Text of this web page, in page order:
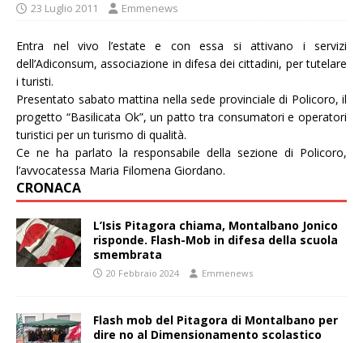
23 Luglio 2011 Emmenews
Entra nel vivo l’estate e con essa si attivano i servizi
dell’Adiconsum, associazione in difesa dei cittadini, per tutelare
i turisti.
Presentato sabato mattina nella sede provinciale di Policoro, il
progetto “Basilicata Ok”, un patto tra consumatori e operatori
turistici per un turismo di qualità.
Ce ne ha parlato la responsabile della sezione di Policoro,
l’avvocatessa Maria Filomena Giordano.
CRONACA
L’Isis Pitagora chiama, Montalbano Jonico
risponde. Flash-Mob in difesa della scuola
smembrata
20 Febbraio 2024 Emmenews
Flash mob del Pitagora di Montalbano per
dire no al Dimensionamento scolastico